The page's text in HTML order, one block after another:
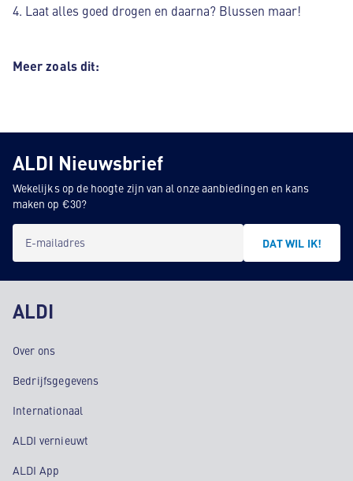
Laat alles goed drogen en daarna? Blussen maar!
Meer zoals dit:
ALDI Nieuwsbrief
Wekelijks op de hoogte zijn van al onze aanbiedingen en kans
maken op €30?
E-mailadres DAT WIL IK!
ALDI
Over ons
Bedrijfsgegevens
Internationaal
ALDI vernieuwt
ALDI App